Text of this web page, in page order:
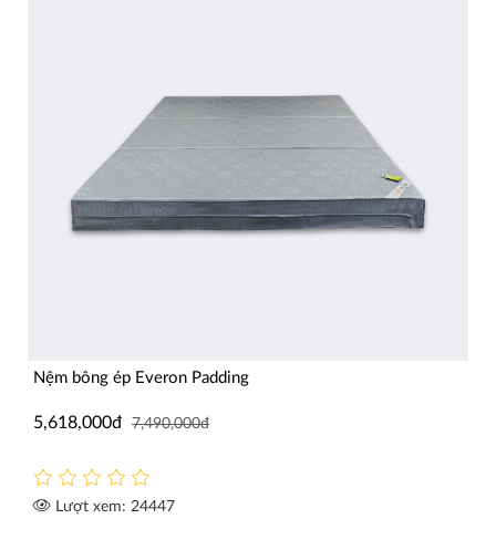
Nệm bông ép Everon Padding
5,618,000đ 7,490,000đ
Lượt xem: 24447